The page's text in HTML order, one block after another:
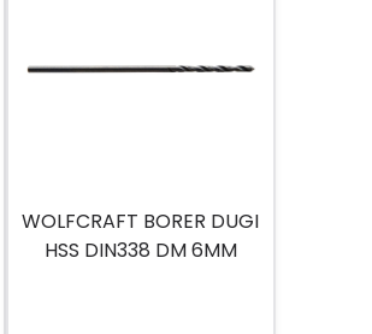
WOLFCRAFT BORER DUGI
HSS DIN338 DM 6MM